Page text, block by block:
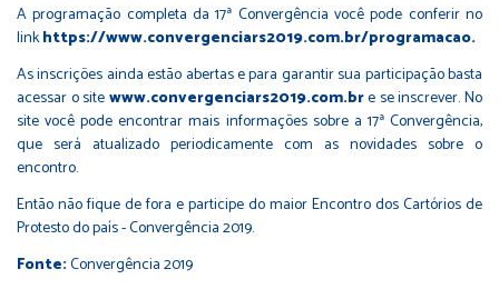
A programação completa da 17ª Convergência você pode conferir no
linkhttps://www.convergenciars2019.com.br/programacao.
As inscrições ainda estão abertas e para garantir sua participação basta
acessar o sitewww.convergenciars2019.com.bre se inscrever. No
site você pode encontrar mais informações sobre a 17ª Convergência,
que será atualizado periodicamente com as novidades sobre o
encontro.
Então não fique de fora e participe do maior Encontro dos Cartórios de
Protesto do país - Convergência 2019.
Fonte:Convergência 2019